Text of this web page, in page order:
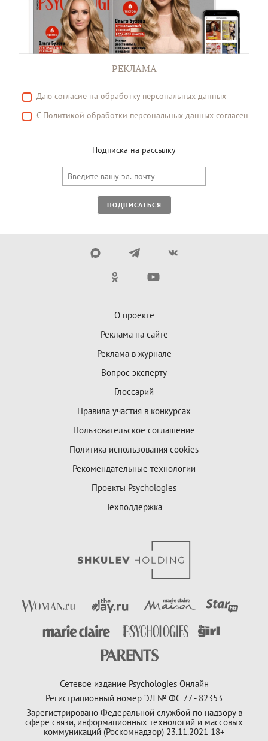
РЕКЛАМА
Даю согласие на обработку персональных данных
С Политикой обработки персональных данных согласен
Подписка на рассылку
ПОДПИСАТЬСЯ
О проекте
Реклама на сайте
Реклама в журнале
Вопрос эксперту
Глоссарий
Правила участия в конкурсах
Пользовательское соглашение
Политика использования cookies
Рекомендательные технологии
Проекты Psychologies
Техподдержка
Сетевое издание Psychologies Онлайн
Регистрационный номер ЭЛ № ФС 77 - 82353
Зарегистрировано Федеральной службой по надзору в
сфере связи, информационных технологий и массовых
коммуникаций (Роскомнадзор) 23.11.2021 18+